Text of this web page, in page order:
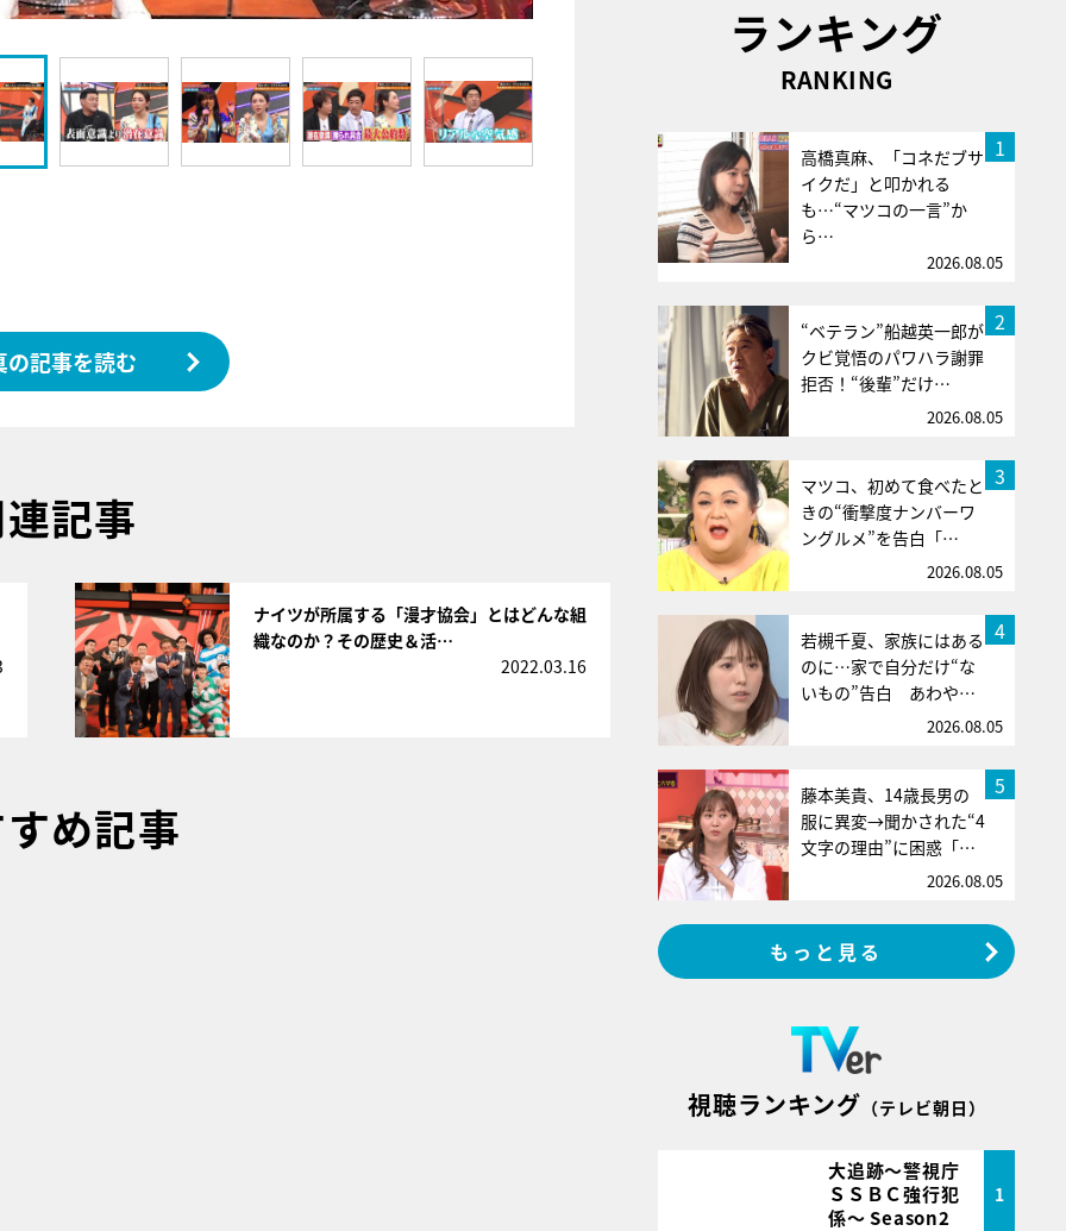
の記事を読む
記事
ナイツが所属する「漫才協会」とはどんな組
織なのか？その歴史＆活…
2022.03.16
め記事
ランキング
RANKING
1
高橋真麻、「コネだブサ
イクだ」と叩かれる
も…“マツコの一言”か
ら…
2026.08.05
2
“ベテラン”船越英一郎が
クビ覚悟のパワハラ謝罪
拒否！“後輩”だけ…
2026.08.05
3
マツコ、初めて食べたと
きの“衝撃度ナンバーワ
ングルメ”を告白「…
2026.08.05
4
若槻千夏、家族にはある
のに…家で自分だけ“な
いもの”告白 あわや…
2026.08.05
5
藤本美貴、14歳長男の
服に異変→聞かされた“4
文字の理由”に困惑「…
2026.08.05
もっと見る
視聴ランキング （テレビ朝日）
大追跡～警視庁
ＳＳＢＣ強行犯
係～ Season2
1